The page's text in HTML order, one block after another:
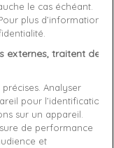
Fabriquant
le cas échéant.
plus d’informations,
traitent des
Analyser
pour l’identification.
sur un appareil.
de performance
et